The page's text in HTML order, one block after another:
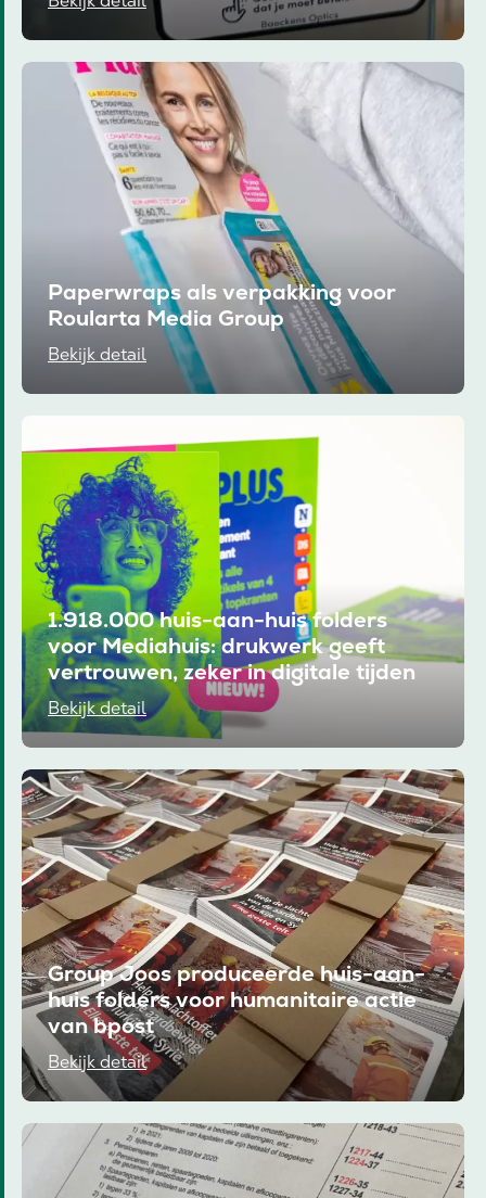
Paperwraps als verpakking voor
Roularta Media Group
Bekijk detail
1.918.000 huis-aan-huis folders
voor Mediahuis: drukwerk geeft
vertrouwen, zeker in digitale tijden
Bekijk detail
Group Joos produceerde huis-aan-
huis folders voor humanitaire actie
van bpost
Bekijk detail